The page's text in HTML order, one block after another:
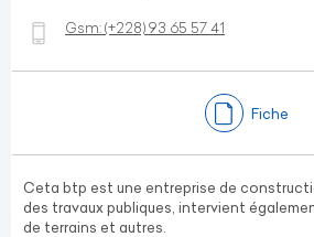
Gsm:(+228)93 65 57 41
Fiche
Ceta btp est une entreprise de
des travaux publiques, intervient
de terrains et autres.